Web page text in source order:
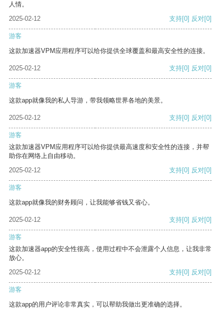
人情。
2025-02-12
支持[0] 反对[0]
游客
这款加速器VPM应用程序可以给你提供全球覆盖和最高安全性的连接。
2025-02-12 支持[0] 反对[0]
游客
这款app就像我的私人导游，带我领略世界各地的美景。
2025-02-12 支持[0] 反对[0]
游客
这款加速器VPM应用程序可以给你提供最高速度和安全性的连接，并帮
助你在网络上自由移动。
2025-02-12
支持[0] 反对[0]
游客
这款app就像我的财务顾问，让我能够省钱又省心。
2025-02-12 支持[0] 反对[0]
游客
这款加速器app的安全性很高，使用过程中不会泄露个人信息，让我非常
放心。
2025-02-12
支持[0] 反对[0]
游客
这款app的用户评论非常真实，可以帮助我做出更准确的选择。